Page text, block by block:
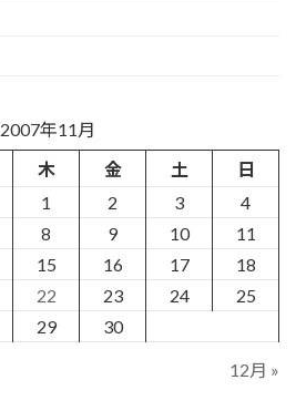
2007年11月
木 金 土
日
1
2 3
4
8 9 10
11
15 16 17
18
22 23 24
25
29 30
12月 »